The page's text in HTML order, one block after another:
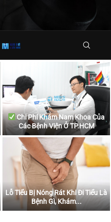
Chi Phí Khám Nam Khoa Của
Các Bệnh Viện Ở TP.HCM
Lỗ Tiểu Bị Nóng Rát Khi Đi Tiểu Là
Bệnh Gì, Khám...